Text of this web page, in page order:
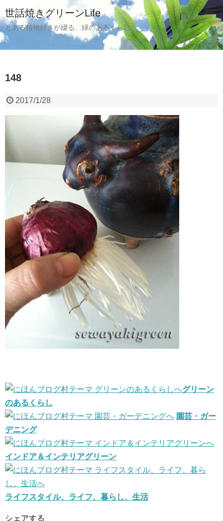
世話焼きグリーンLife
とある植物好きが綴る、緑のあるくらし
148
2017/1/28
グリーン
のあるくらし
園芸・ガー
デニング
インドア＆インテリアグリーン
ライフスタイル、ライフ、暮らし、生活
シェアする